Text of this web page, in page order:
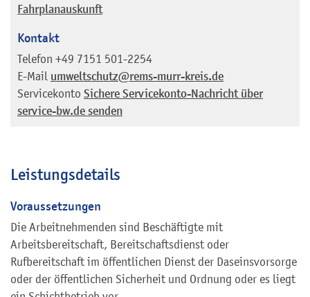
Fahrplanauskunft
Kontakt
Telefon +49 7151 501-2254
E-Mail umweltschutz@rems-murr-kreis.de
Servicekonto Sichere Servicekonto-Nachricht über
service-bw.de senden
Leistungsdetails
Voraussetzungen
Die Arbeitnehmenden sind Beschäftigte mit
Arbeitsbereitschaft, Bereitschaftsdienst oder
Rufbereitschaft im öffentlichen Dienst der Daseinsvorsorge
oder der öffentlichen Sicherheit und Ordnung oder es liegt